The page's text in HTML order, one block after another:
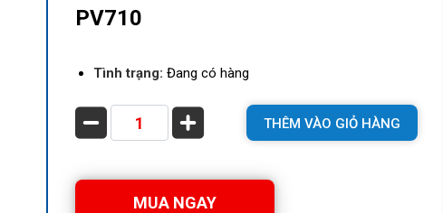
PV710
Tình trạng: Đang có hàng
THÊM VÀO GIỎ HÀNG
MUA NGAY